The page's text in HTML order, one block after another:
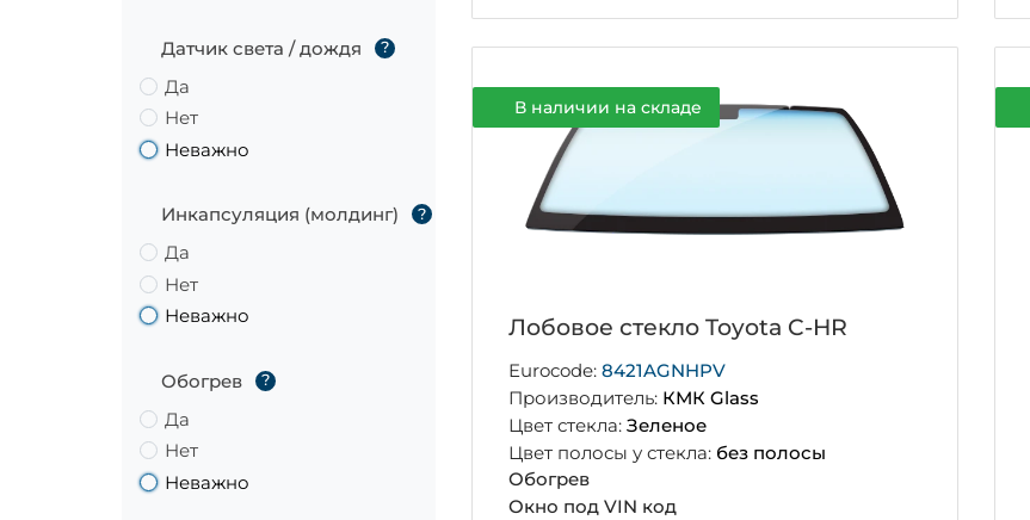
Датчик света / дождя ?
Да
Нет
Неважно
Инкапсуляция (молдинг) ?
Да
Нет
Неважно
Обогрев ?
Да
Нет
Неважно
В наличии на складе
Лобовое стекло Toyota C-HR
Eurocode: 8421AGNHPV
Производитель: КМК Glass
Цвет стекла: Зеленое
Цвет полосы у стекла: без полосы
Обогрев
Окно под VIN код